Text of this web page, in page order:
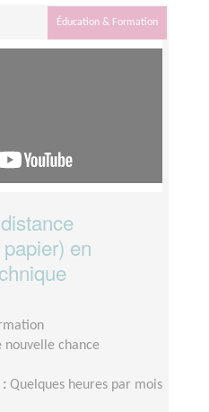
Éducation & Formation
en
nouvelle chance
Quelques heures par mois